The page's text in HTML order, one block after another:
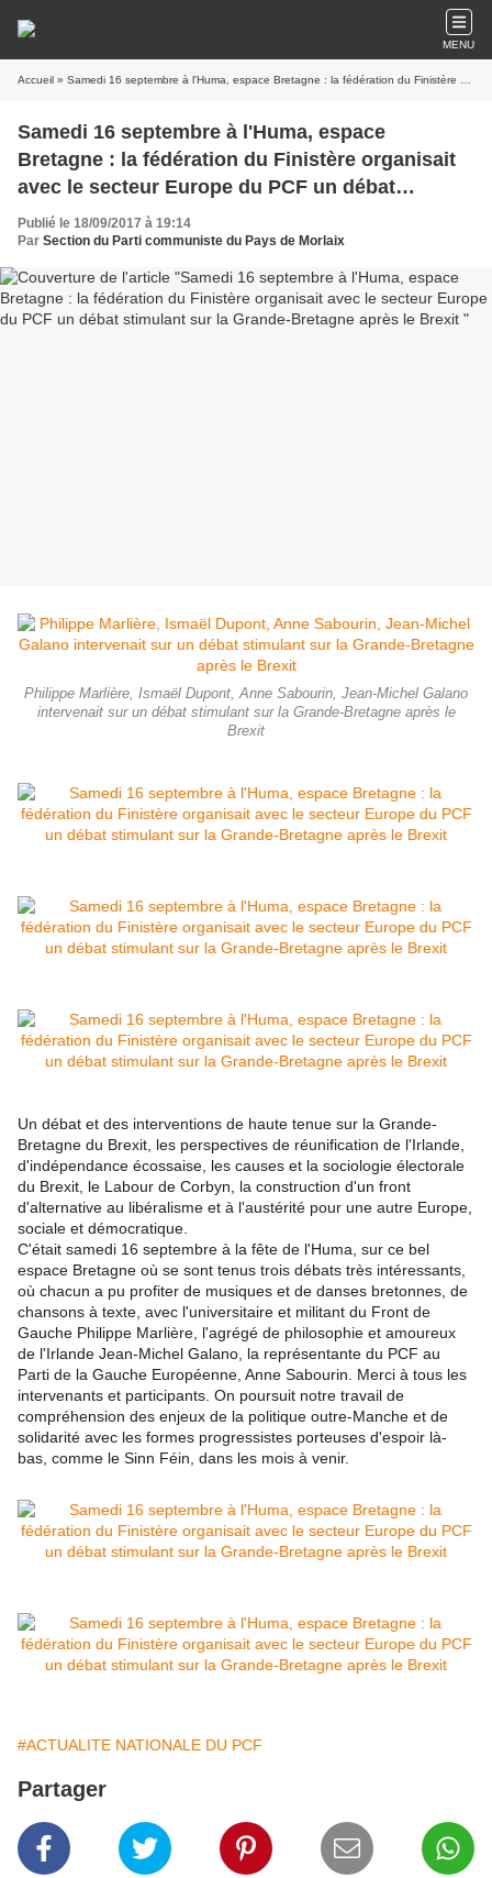
MENU
Accueil » Samedi 16 septembre à l'Huma, espace Bretagne : la fédération du Finistère organisait avec le secteur Europe du PCF un débat stimulant sur la Grande-Bretagne après le Brexit
Samedi 16 septembre à l'Huma, espace
Bretagne : la fédération du Finistère organisait
avec le secteur Europe du PCF un débat
stimulant sur la Grande-Bretagne après le Brexit
Publié le 18/09/2017 à 19:14
Par Section du Parti communiste du Pays de Morlaix
Philippe Marlière, Ismaël Dupont, Anne Sabourin, Jean-Michel Galano
intervenait sur un débat stimulant sur la Grande-Bretagne après le
Brexit
Un débat et des interventions de haute tenue sur la Grande-
Bretagne du Brexit, les perspectives de réunification de l'Irlande,
d'indépendance écossaise, les causes et la sociologie électorale
du Brexit, le Labour de Corbyn, la construction d'un front
d'alternative au libéralisme et à l'austérité pour une autre Europe,
sociale et démocratique.
C'était samedi 16 septembre à la fête de l'Huma, sur ce bel
espace Bretagne où se sont tenus trois débats très intéressants,
où chacun a pu profiter de musiques et de danses bretonnes, de
chansons à texte, avec l'universitaire et militant du Front de
Gauche Philippe Marlière , l'agrégé de philosophie et amoureux
de l'Irlande Jean-Michel Galano, la représentante du PCF au
Parti de la Gauche Européenne, Anne Sabourin. Merci à tous les
intervenants et participants. On poursuit notre travail de
compréhension des enjeux de la politique outre-Manche et de
solidarité avec les formes progressistes porteuses d'espoir là-
bas, comme le Sinn Féin, dans les mois à venir.
#ACTUALITE NATIONALE DU PCF
Partager